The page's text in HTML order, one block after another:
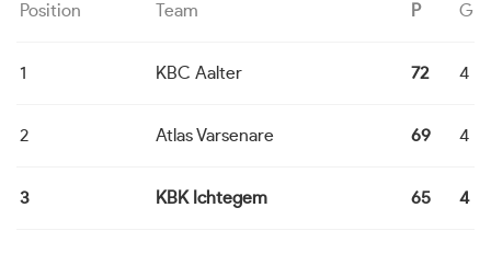
Position Team P G
1 KBC Aalter 72 4
2 Atlas Varsenare 69 4
3 KBK Ichtegem 65 4